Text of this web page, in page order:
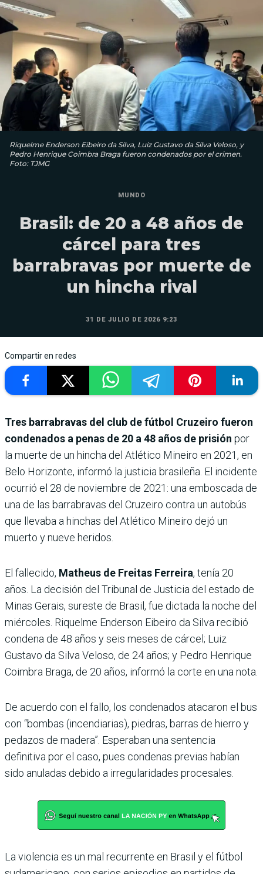
Riquelme Enderson Eibeiro da Silva, Luiz Gustavo da Silva Veloso, y
Pedro Henrique Coimbra Braga fueron condenados por el crimen.
Foto: TJMG
MUNDO
Brasil: de 20 a 48 años de
cárcel para tres
barrabravas por muerte de
un hincha rival
31 DE JULIO DE 2026 9:23
Compartir en redes
Tres barrabravas del club de fútbol Cruzeiro fueron
condenados a penas de 20 a 48 años de prisión por
la muerte de un hincha del Atlético Mineiro en 2021, en
Belo Horizonte, informó la justicia brasileña. El incidente
ocurrió el 28 de noviembre de 2021: una emboscada de
una de las barrabravas del Cruzeiro contra un autobús
que llevaba a hinchas del Atlético Mineiro dejó un
muerto y nueve heridos.
El fallecido, Matheus de Freitas Ferreira, tenía 20
años. La decisión del Tribunal de Justicia del estado de
Minas Gerais, sureste de Brasil, fue dictada la noche del
miércoles. Riquelme Enderson Eibeiro da Silva recibió
condena de 48 años y seis meses de cárcel; Luiz
Gustavo da Silva Veloso, de 24 años; y Pedro Henrique
Coimbra Braga, de 20 años, informó la corte en una nota.
De acuerdo con el fallo, los condenados atacaron el bus
con “bombas (incendiarias), piedras, barras de hierro y
pedazos de madera”. Esperaban una sentencia
definitiva por el caso, pues condenas previas habían
sido anuladas debido a irregularidades procesales.
La violencia es un mal recurrente en Brasil y el fútbol